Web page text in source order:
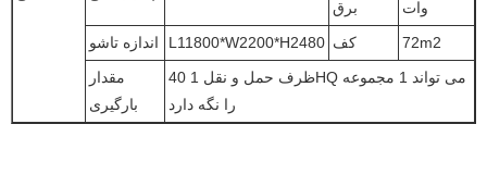
برق
وات
اندازه تاشو
L11800*W2200*H2480 کف
72m2
مقدار
بارگیری
ظرف حمل و نقل 1 40HQ می تواند 1 مجموعه
را نگه دارد